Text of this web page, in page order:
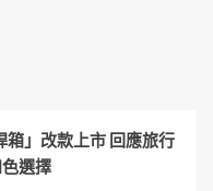
箱」改款上市 回應旅行
選擇